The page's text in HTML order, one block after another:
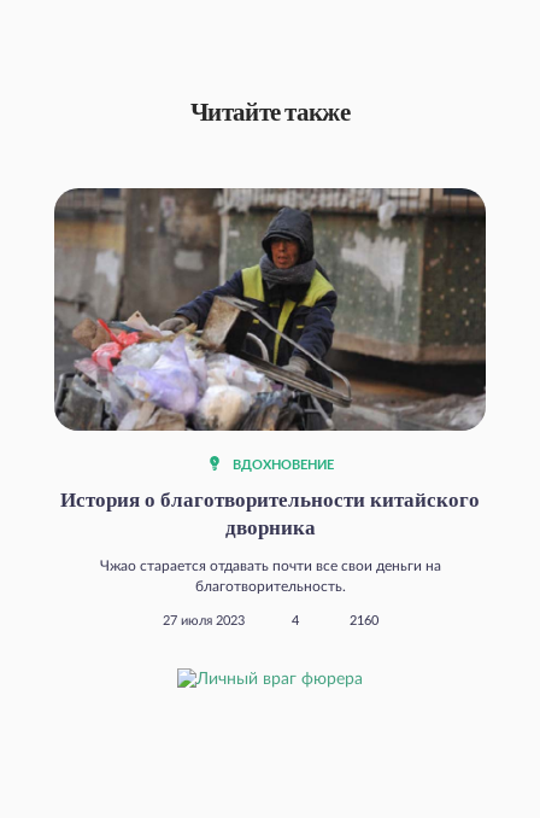
Читайте также
ВДОХНОВЕНИЕ
История о благотворительности китайского
дворника
Чжао старается отдавать почти все свои деньги на
благотворительность.
27 июля 2023 4 2160